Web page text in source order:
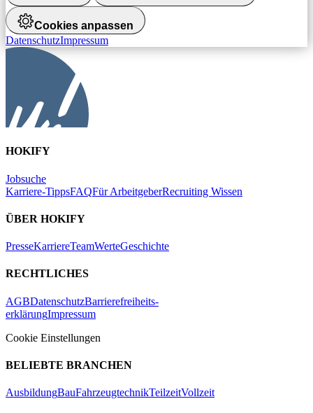
Cookies anpassen
DatenschutzImpressum
HOKIFY
Jobsuche
Karriere-TippsFAQFür ArbeitgeberRecruiting Wissen
ÜBER HOKIFY
PresseKarriereTeamWerteGeschichte
RECHTLICHES
AGBDatenschutzBarrierefreiheits-
erklärungImpressum
Cookie Einstellungen
BELIEBTE BRANCHEN
AusbildungBauFahrzeugtechnikTeilzeitVollzeit